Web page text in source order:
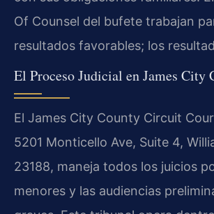
Of Counsel del bufete trabajan
resultados favorables; los
El Proceso Judicial en James City
El James City County Circuit
5201 Monticello Ave, Suite 4,
23188, maneja todos los juicios
menores y las audiencias